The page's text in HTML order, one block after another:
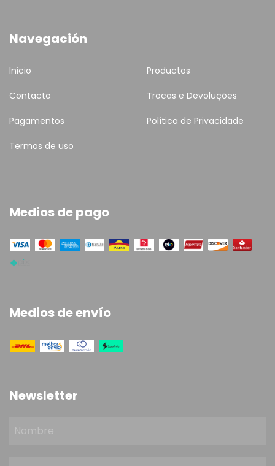
Navegación
Inicio Productos
Contacto Trocas e Devoluções
Pagamentos Política de Privacidade
Termos de uso
Medios de pago
Medios de envío
Newsletter